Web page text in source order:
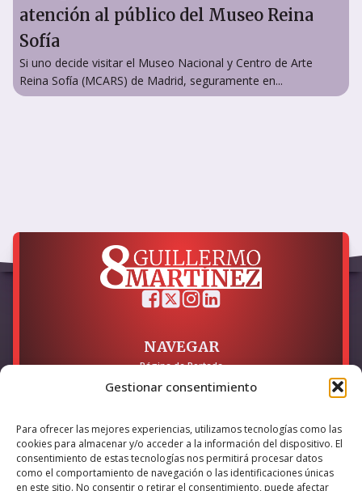
Gestionar consentimiento
Para ofrecer las mejores experiencias, utilizamos tecnologías como las
cookies para almacenar y/o acceder a la información del dispositivo. El
consentimiento de estas tecnologías nos permitirá procesar datos
como el comportamiento de navegación o las identificaciones únicas
en este sitio. No consentir o retirar el consentimiento, puede afectar
atención al público del Museo Reina
Sofía
Si uno decide visitar el Museo Nacional y Centro de Arte
Reina Sofía (MCARS) de Madrid, seguramente en...
NAVEGAR
Página de Portada
LEGAL
Política de Privacidad
Política de Cookies
Accesibilidad